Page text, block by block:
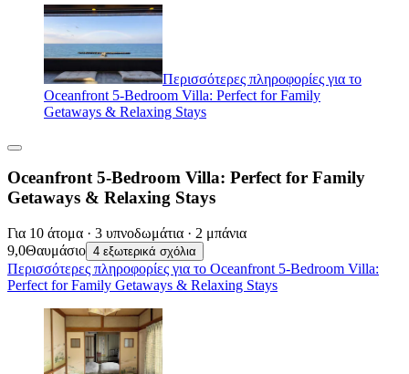
Περισσότερες πληροφορίες για το
Oceanfront 5-Bedroom Villa: Perfect for Family
Getaways & Relaxing Stays
Oceanfront 5-Bedroom Villa: Perfect for Family
Getaways & Relaxing Stays
Για 10 άτομα · 3 υπνοδωμάτια · 2 μπάνια
9,0Θαυμάσιο 4 εξωτερικά σχόλια
Περισσότερες πληροφορίες για το Oceanfront 5-Bedroom Villa:
Perfect for Family Getaways & Relaxing Stays